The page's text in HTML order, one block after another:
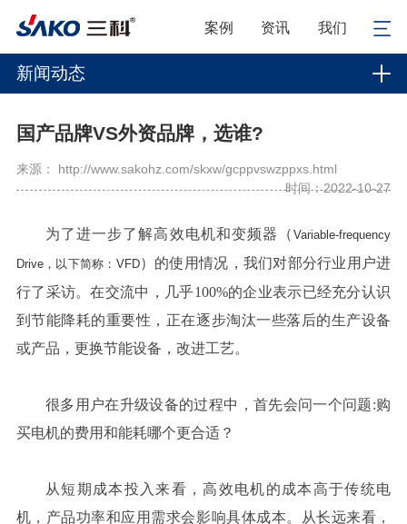
案例 资讯 我们
新闻动态
国产品牌VS外资品牌，选谁?
来源： http://www.sakohz.com/skxw/gcppvswzppxs.html
时间：2022-10-27
为了进一步了解高效电机和变频器（Variable-frequency
Drive，以下简称：VFD）的使用情况，我们对部分行业用户进
行了采访。在交流中，几乎100%的企业表示已经充分认识
到节能降耗的重要性，正在逐步淘汰一些落后的生产设备
或产品，更换节能设备，改进工艺。
很多用户在升级设备的过程中，首先会问一个问题:购
买电机的费用和能耗哪个更合适？
从短期成本投入来看，高效电机的成本高于传统电
机，产品功率和应用需求会影响具体成本。从长远来看，